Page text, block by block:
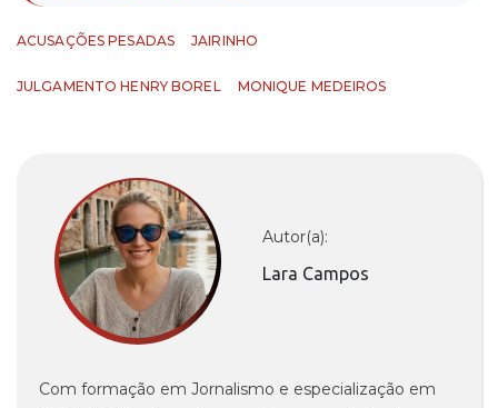
ACUSAÇÕES PESADAS JAIRINHO
JULGAMENTO HENRY BOREL MONIQUE MEDEIROS
Autor(a):
Lara Campos
Com formação em Jornalismo e especialização em